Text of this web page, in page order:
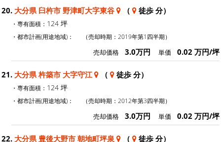
20. 大分県 臼杵市 野津町大字東谷 （ 徒歩 分）
・専有面積： 124 坪
・都市計画(用途地域)： （売却時期：2019年第1四半期）
売却価格 3.0万円 単価 0.02 万円/坪
21. 大分県 杵築市 大字守江 （ 徒歩 分）
・専有面積： 124 坪
・都市計画(用途地域)： （売却時期：2012年第3四半期）
売却価格 3.0万円 単価 0.02 万円/坪
22. 大分県 豊後大野市 朝地町坪泉 （ 徒歩 分）